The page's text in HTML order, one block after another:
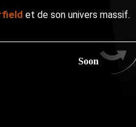
et de son univers massif.
Soon